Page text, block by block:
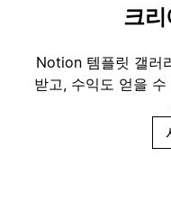
크리
Notion 템플릿 갤러
받고, 수익도 얻을